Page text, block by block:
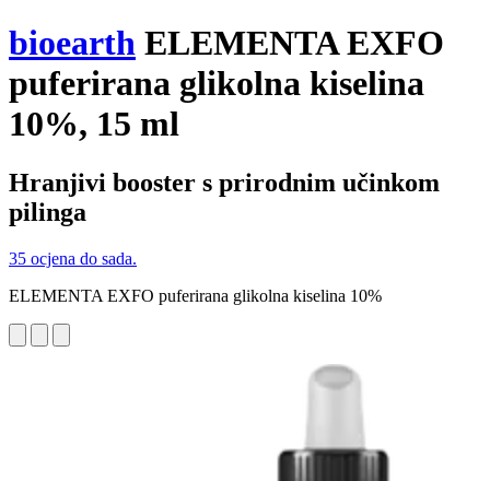
bioearth ELEMENTA EXFO
puferirana glikolna kiselina
10%, 15 ml
Hranjivi booster s prirodnim učinkom
pilinga
35 ocjena do sada.
ELEMENTA EXFO puferirana glikolna kiselina 10%